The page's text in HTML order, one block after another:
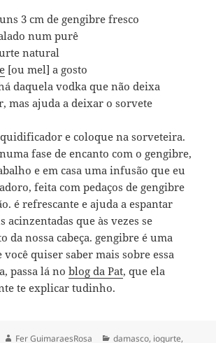
3 cm de gengibre fresco
num purê
natural
[ou mel] a gosto
daquela vodka que não deixa
mas ajuda a deixar o sorvete
e coloque na sorveteira.
fase de encanto com o gengibre,
e em casa uma infusão que eu
feita com pedaços de gengibre
é refrescante e ajuda a espantar
acinzentadas que às vezes se
da nossa cabeça. gengibre é uma
você quiser saber mais sobre essa
passa lá noblog da Pat, que ela
te explicar tudinho.
Autor
Fer GuimaraesRosa Categorias
damasco, iogurte,